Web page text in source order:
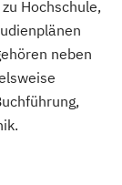
Hochschule,
neben